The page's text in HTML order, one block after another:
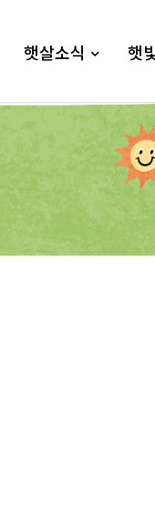
햇살소식 햇